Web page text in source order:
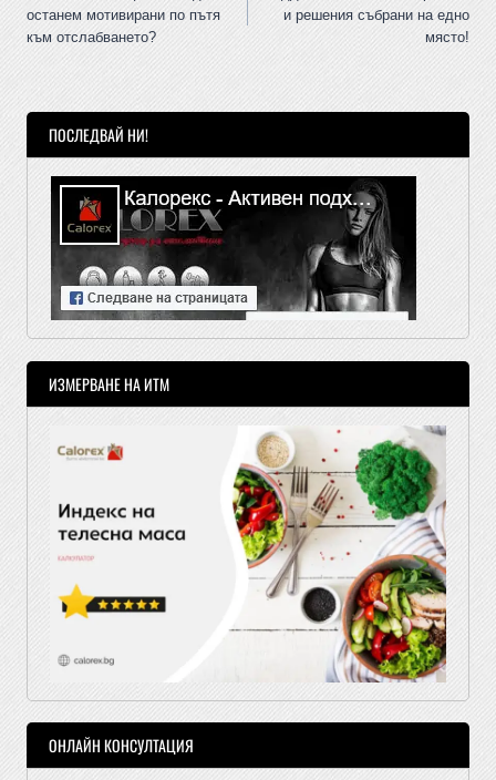
останем мотивирани по пътя
към отслабването?
и решения събрани на едно
място!
ПОСЛЕДВАЙ НИ!
ИЗМЕРВАНЕ НА ИТМ
ОНЛАЙН КОНСУЛТАЦИЯ